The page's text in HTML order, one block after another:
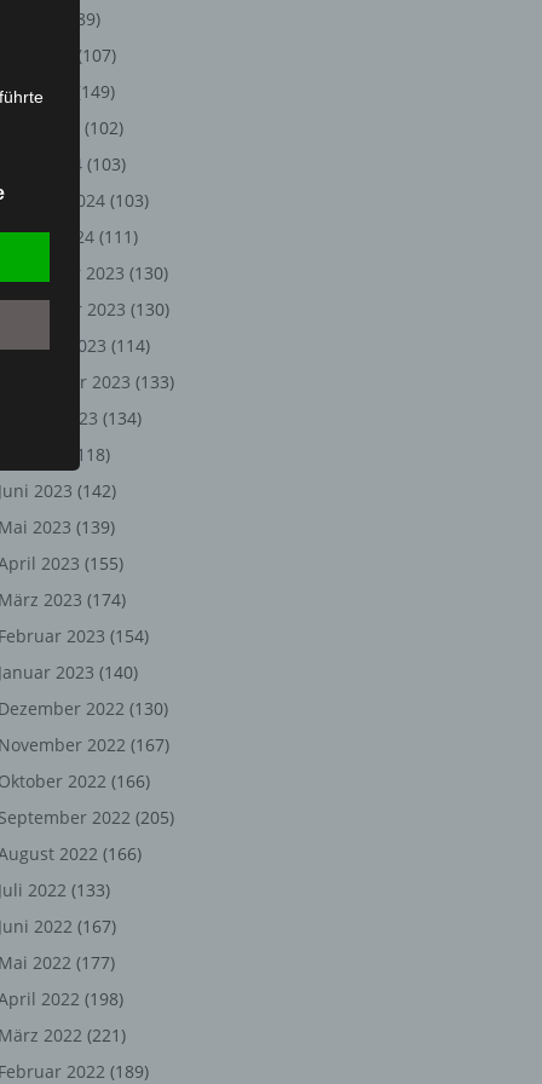
(89)
(107)
Mai 2024
(149)
(102)
März 2024 (103)
2024 (103)
2024 (111)
Dezember 2023 (130)
November 2023 (130)
2023 (114)
September 2023 (133)
August 2023 (134)
(118)
Juni 2023 (142)
Mai 2023 (139)
2023 (155)
März 2023 (174)
Februar 2023 (154)
Januar 2023 (140)
Dezember 2022 (130)
November 2022 (167)
Oktober 2022 (166)
September 2022 (205)
2022 (166)
Juli 2022 (133)
Juni 2022 (167)
Mai 2022 (177)
2022 (198)
März 2022 (221)
Februar 2022 (189)
oder